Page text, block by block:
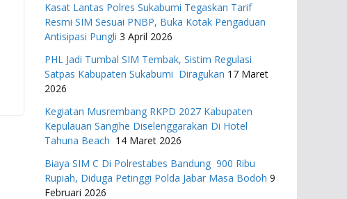
Kasat Lantas Polres Sukabumi Tegaskan Tarif
Resmi SIM Sesuai PNBP, Buka Kotak Pengaduan
Antisipasi Pungli 3 April 2026
PHL Jadi Tumbal SIM Tembak, Sistim Regulasi
Satpas Kabupaten Sukabumi Diragukan 17 Maret
2026
Kegiatan Musrembang RKPD 2027 ​Kabupaten
Kepulauan Sangihe Diselenggarakan Di Hotel
Tahuna Beach 14 Maret 2026
Biaya SIM C Di Polrestabes Bandung 900 Ribu
Rupiah, Diduga Petinggi Polda Jabar Masa Bodoh 9
Februari 2026